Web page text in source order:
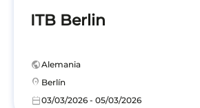
ITB Berlin
publicAlemania
location_on Berlín
calendar_today03/03/2026 - 05/03/2026